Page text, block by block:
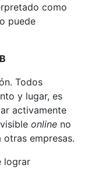
como
puede
Todos
y lugar, es
activamente
online no
empresas.
lograr